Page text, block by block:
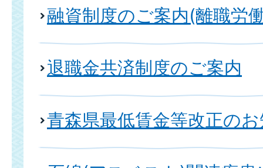
融資制度のご案内(離職労
退職金共済制度のご案内
青森県最低賃金等改正の